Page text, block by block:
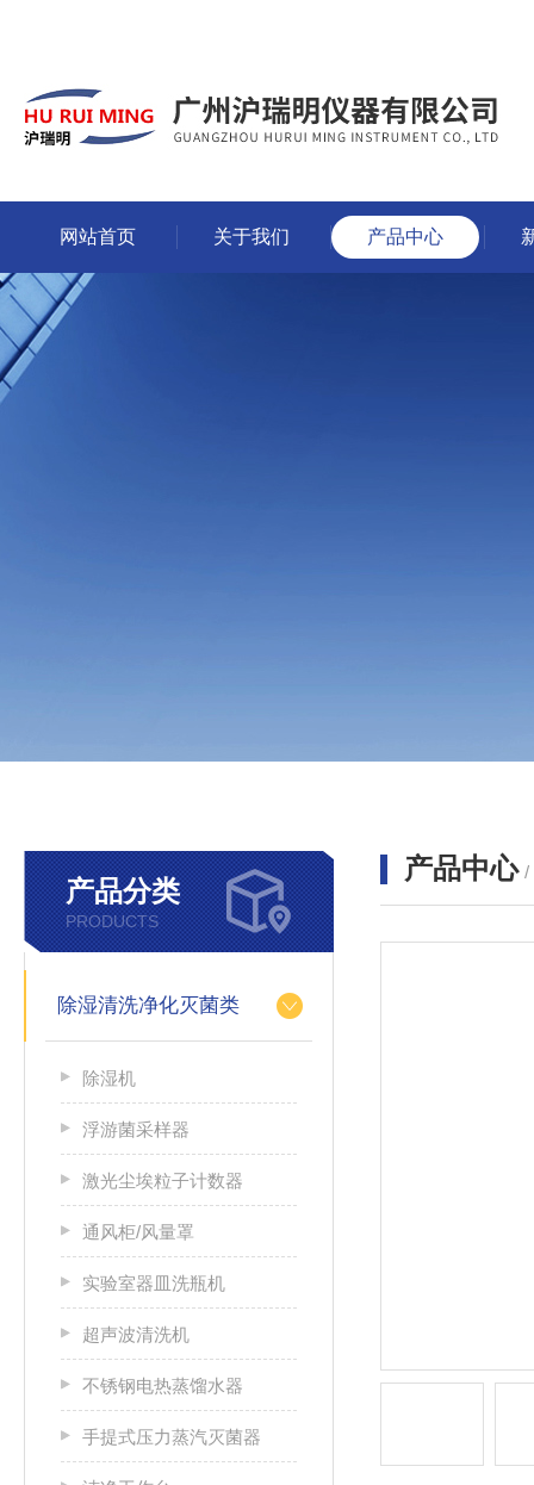
网站首页 关于我们 产品中心
产品分类
PRODUCTS
除湿清洗净化灭菌类
除湿机
浮游菌采样器
激光尘埃粒子计数器
通风柜/风量罩
实验室器皿洗瓶机
超声波清洗机
不锈钢电热蒸馏水器
手提式压力蒸汽灭菌器
产品中心 /